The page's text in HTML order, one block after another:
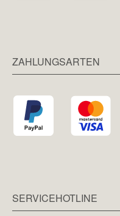
ZAHLUNGSARTEN
SERVICEHOTLINE